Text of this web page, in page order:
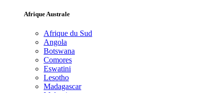
Afrique Australe
Afrique du Sud
Angola
Botswana
Comores
Eswatini
Lesotho
Madagascar